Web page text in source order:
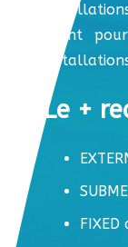
client
Le +
FIXED